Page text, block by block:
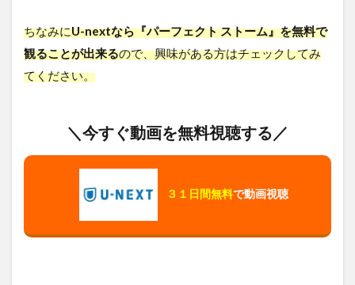
ちなみにU-nextなら『パーフェクト ストーム』を無料で
観ることが出来るので、興味がある方はチェックしてみ
てください。
＼今すぐ動画を無料視聴する／
３１日間無料で動画視聴